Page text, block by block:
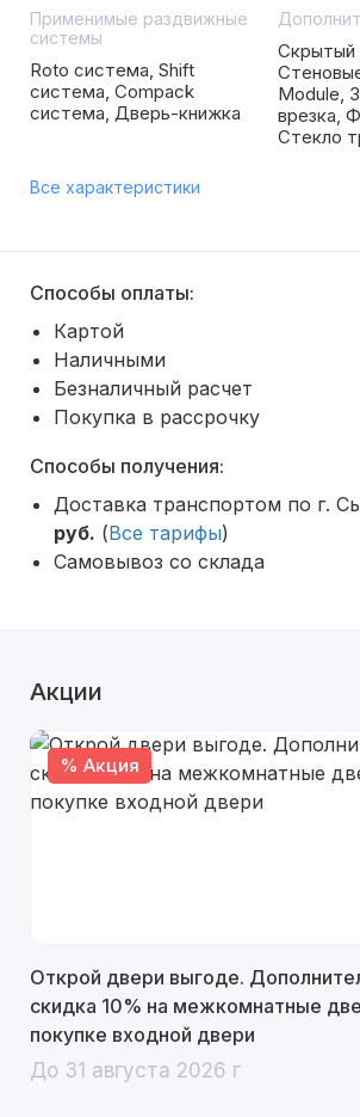
Применимые раздвижные
системы
Roto система, Shift
система, Compack
система, Дверь-книжка
Скрытый
Module,
врезка,
Стекло
Все характеристики
Способы оплаты:
Картой
Наличными
Безналичный расчет
Покупка в рассрочку
Способы получения:
Доставка транспортом по г.
руб. (Все тарифы)
Самовывоз со склада
Акции
% Акция
Открой двери выгоде.
скидка 10% на межкомнатные
покупке входной двери
До 31 августа 2026 г